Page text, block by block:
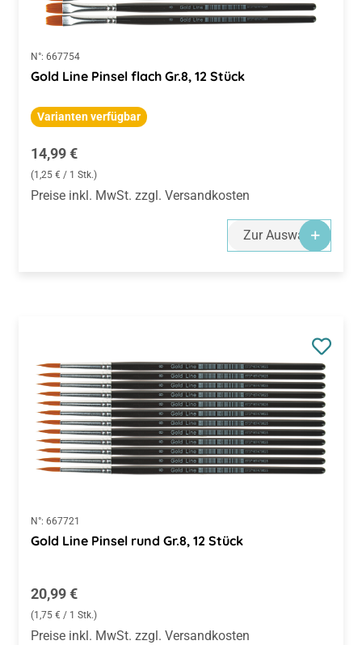
N°: 667754
Gold Line Pinsel flach Gr.8, 12 Stück
Varianten verfügbar
Regulärer Preis:
14,99 €
(1,25 € / 1 Stk.)
Preise inkl. MwSt. zzgl. Versandkosten
Zur Auswahl
N°: 667721
Gold Line Pinsel rund Gr.8, 12 Stück
Regulärer Preis:
20,99 €
(1,75 € / 1 Stk.)
Preise inkl. MwSt. zzgl. Versandkosten